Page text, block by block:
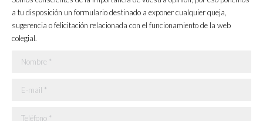
new
window
new
window
new
window
new
window
a tu disposición un formulario destinado a exponer cualquier queja,
sugerencia o felicitación relacionada con el funcionamiento de la web
colegial.
Nombre *
E-mail *
Teléfono *